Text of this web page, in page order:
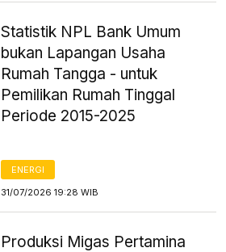
Statistik NPL Bank Umum
bukan Lapangan Usaha
Rumah Tangga - untuk
Pemilikan Rumah Tinggal
Periode 2015-2025
ENERGI
31/07/2026 19:28 WIB
Produksi Migas Pertamina